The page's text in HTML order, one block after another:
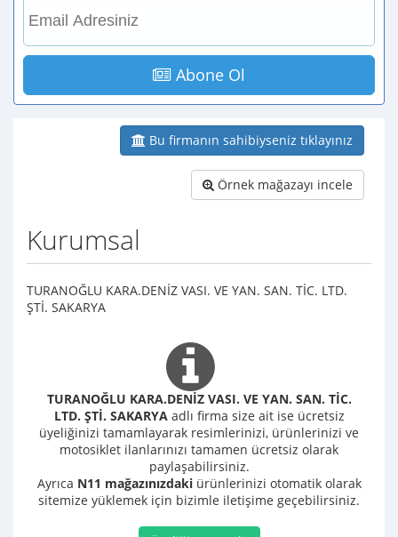
Abone Ol
Bu firmanın sahibiyseniz tıklayınız
Örnek mağazayı incele
Kurumsal
TURANOĞLU KARA.DENİZ VASI. VE YAN. SAN. TİC. LTD.
ŞTİ. SAKARYA
TURANOĞLU KARA.DENİZ VASI. VE YAN. SAN. TİC.
LTD. ŞTİ. SAKARYA adlı firma size ait ise ücretsiz
üyeliğinizi tamamlayarak resimlerinizi, ürünlerinizi ve
motosiklet ilanlarınızı tamamen ücretsiz olarak
paylaşabilirsiniz.
Ayrıca N11 mağazınızdakiürünlerinizi otomatik olarak
sitemize yüklemek için bizimle iletişime geçebilirsiniz.